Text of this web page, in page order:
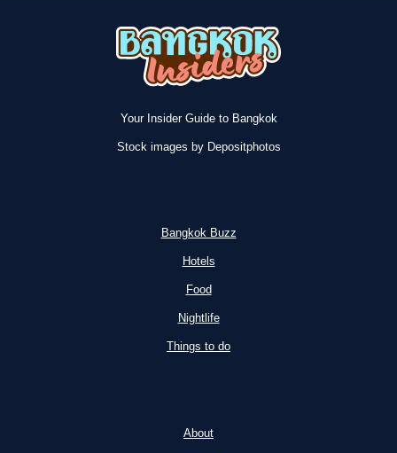
Your Insider Guide to Bangkok
Stock images by Depositphotos
Bangkok Buzz
Hotels
Food
Nightlife
Things to do
About